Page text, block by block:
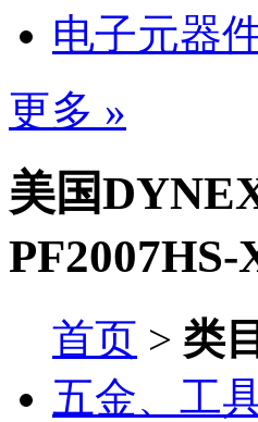
电子元器
更多 »
美国
首页 > 类
五金、工